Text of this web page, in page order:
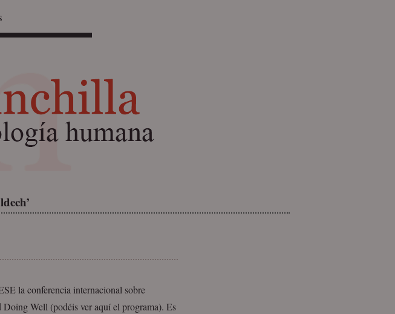
la conferencia internacional sobre
Well (podéis ver aquí el programa). Es